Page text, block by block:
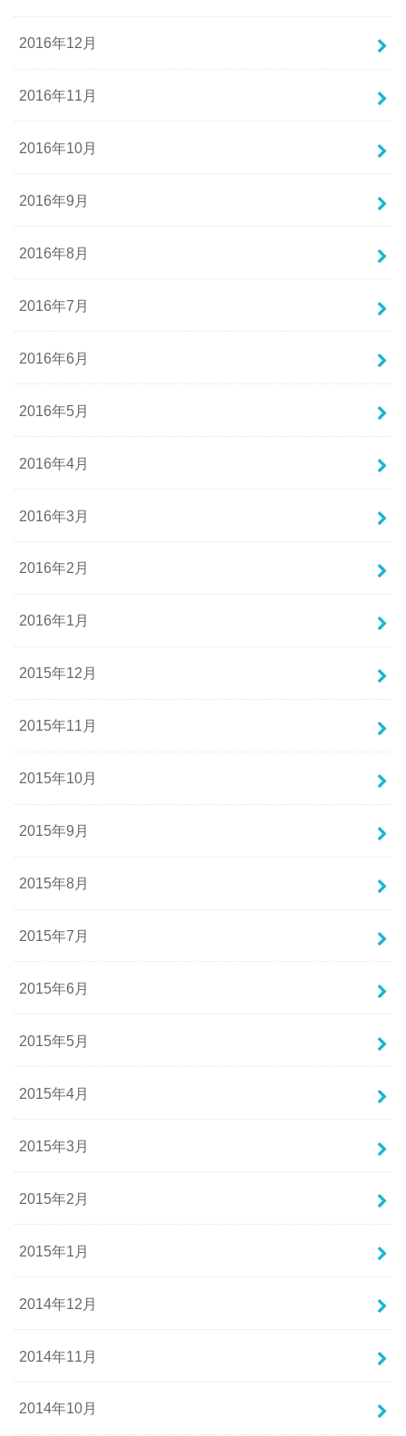
2016年12月
2016年11月
2016年10月
2016年9月
2016年8月
2016年7月
2016年6月
2016年5月
2016年4月
2016年3月
2016年2月
2016年1月
2015年12月
2015年11月
2015年10月
2015年9月
2015年8月
2015年7月
2015年6月
2015年5月
2015年4月
2015年3月
2015年2月
2015年1月
2014年12月
2014年11月
2014年10月